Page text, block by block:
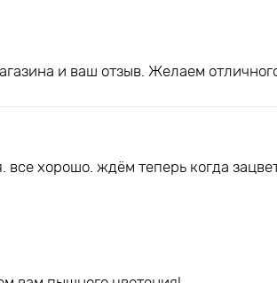
и ваш отзыв. Желаем
хорошо. ждём теперь когда